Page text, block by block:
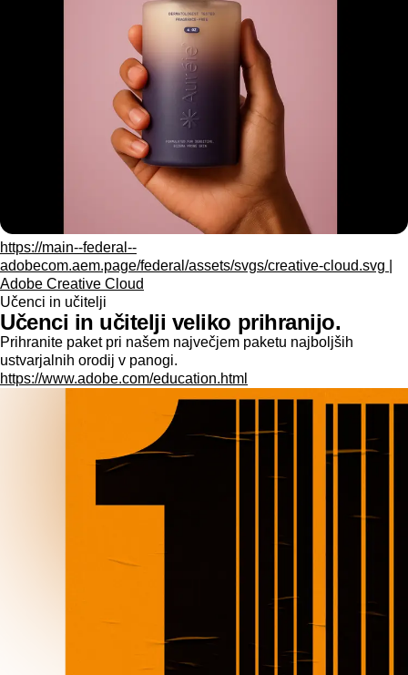
https://main--federal--
adobecom.aem.page/federal/assets/svgs/creative-cloud.svg |
Adobe Creative Cloud
Učenci in učitelji
Učenci in učitelji veliko prihranijo.
Prihranite paket pri našem največjem paketu najboljših
ustvarjalnih orodij v panogi.
https://www.adobe.com/education.html